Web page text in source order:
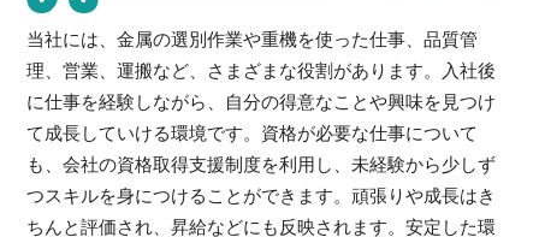
当社には、金属の選別作業や重機を使った仕事、品質管
理、営業、運搬など、さまざまな役割があります。入社後
に仕事を経験しながら、自分の得意なことや興味を見つけ
て成長していける環境です。資格が必要な仕事について
も、会社の資格取得支援制度を利用し、未経験から少しず
つスキルを身につけることができます。頑張りや成長はき
ちんと評価され、昇給などにも反映されます。安定した環